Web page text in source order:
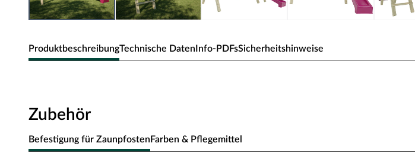
ProduktbeschreibungTechnische DatenInfo-PDFsSicherheitshinweise
inkl. Rutsche + Schaukelsitze
Hohe Stabilität durch hochwertige Bauweise
Zubehör
Befestigung für ZaunpfostenFarben & Pflegemittel